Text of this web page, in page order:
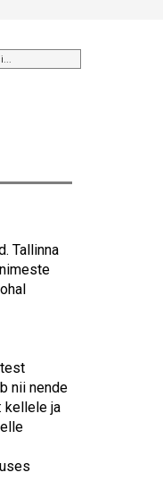
the
up
a
enter
to
result.
Touch
Tallinna
nii nende
kellele ja